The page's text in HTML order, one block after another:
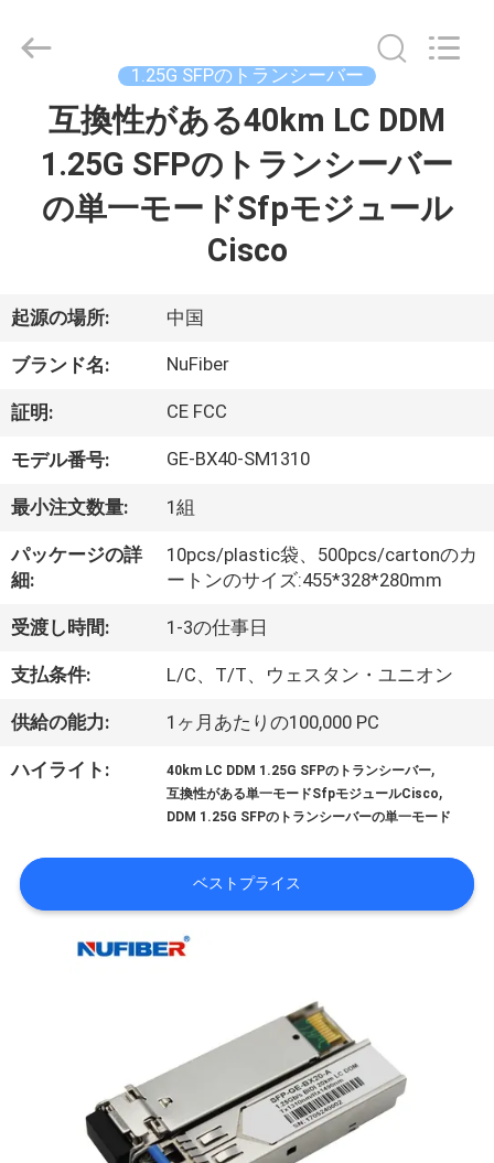
ク
ト
私
達
に
つ
い
て
行
Shenzhen
Reserved.
1.25G SFPのトランシーバー
互換性がある40km LC DDM
1.25G SFPのトランシーバー
の単一モードSfpモジュール
Cisco
起源の場所: 中国
ブランド名: NuFiber
証明: CE FCC
モデル番号: GE-BX40-SM1310
最小注文数量: 1組
パッケージの詳
細:
10pcs/plastic袋、500pcs/cartonのカ
ートンのサイズ:455*328*280mm
受渡し時間: 1-3の仕事日
支払条件: L/C、T/T、ウェスタン・ユニオン
供給の能力: 1ヶ月あたりの100,000 PC
ハイライト: 40km LC DDM 1.25G SFPのトランシーバー,
互換性がある単一モードSfpモジュールCisco,
DDM 1.25G SFPのトランシーバーの単一モード
ベストプライス